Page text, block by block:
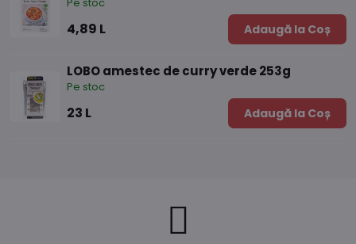
4,89 L Adaugă la Coș
LOBO amestec de curry verde 253g
Pe stoc
23 L Adaugă la Coș